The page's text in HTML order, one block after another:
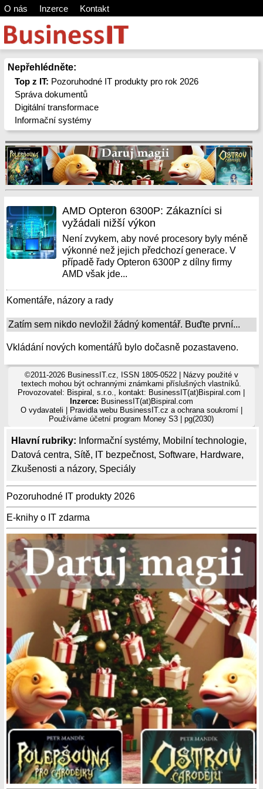
O nás Inzerce Kontakt
Nepřehlédněte:
Top z IT: Pozoruhodné IT produkty pro rok 2026
Správa dokumentů
Digitální transformace
Informační systémy
Hlavní rubriky: Informační systémy, Mobilní technologie,
Datová centra, Sítě, IT bezpečnost, Software, Hardware,
Zkušenosti a názory, Speciály
Pozoruhodné IT produkty 2026
E-knihy o IT zdarma
AMD Opteron 6300P: Zákazníci si
vyžádali nižší výkon
Není zvykem, aby nové procesory byly méně
výkonné než jejich předchozí generace. V
případě řady Opteron 6300P z dílny firmy
AMD však jde...
Komentáře, názory a rady
Zatím sem nikdo nevložil žádný komentář. Buďte první...
Vkládání nových komentářů bylo dočasně pozastaveno.
©2011-2026 BusinessIT.cz, ISSN 1805-0522 | Názvy použité v
textech mohou být ochrannými známkami příslušných vlastníků.
Provozovatel: Bispiral, s.r.o., kontakt: BusinessIT(at)Bispiral.com |
Inzerce: BusinessIT(at)Bispiral.com
O vydavateli
Pravidla webu BusinessIT.cz a ochrana soukromí|
Používámeúčetní program Money S3 | pg(2030)